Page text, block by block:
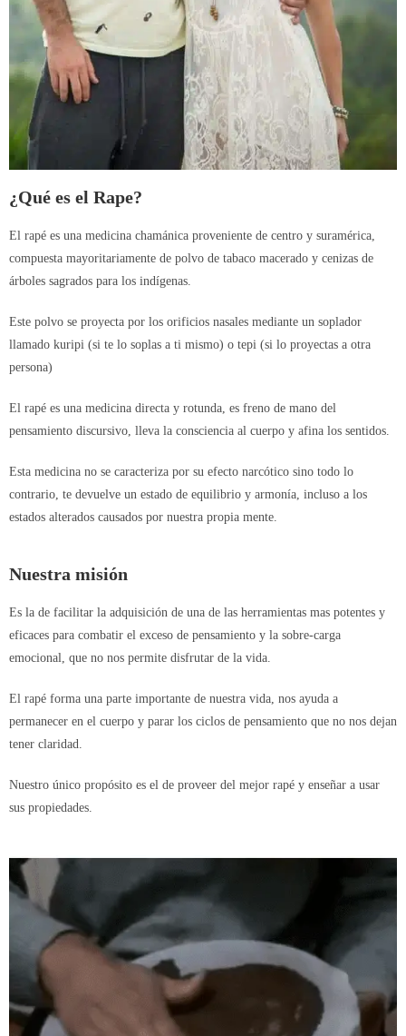
Nuestra misión
Es la de facilitar la adquisición de una de las herramientas mas potentes y
eficaces para combatir el exceso de pensamiento y la sobre-carga
emocional, que no nos permite disfrutar de la vida.
El rapé forma una parte importante de nuestra vida, nos ayuda a
permanecer en el cuerpo y parar los ciclos de pensamiento que no nos dejan
tener claridad.
Nuestro único propósito es el de proveer del mejor rapé y enseñar a usar
sus propiedades.
¿Qué es el Rape?
El rapé es una medicina chamánica proveniente de centro y suramérica,
compuesta mayoritariamente de polvo de tabaco macerado y cenizas de
árboles sagrados para los indígenas.
Este polvo se proyecta por los orificios nasales mediante un soplador
llamado kuripi (si te lo soplas a ti mismo) o tepi (si lo proyectas a otra
persona)
El rapé es una medicina directa y rotunda, es freno de mano del
pensamiento discursivo, lleva la consciencia al cuerpo y afina los sentidos.
Esta medicina no se caracteriza por su efecto narcótico sino todo lo
contrario, te devuelve un estado de equilibrio y armonía, incluso a los
estados alterados causados por nuestra propia mente.